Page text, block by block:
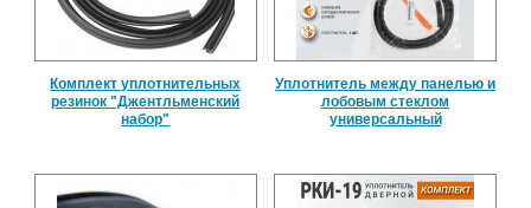
Комплект уплотнительных
резинок "Джентльменский
набор"
Уплотнитель между панелью и
лобовым стеклом
универсальный